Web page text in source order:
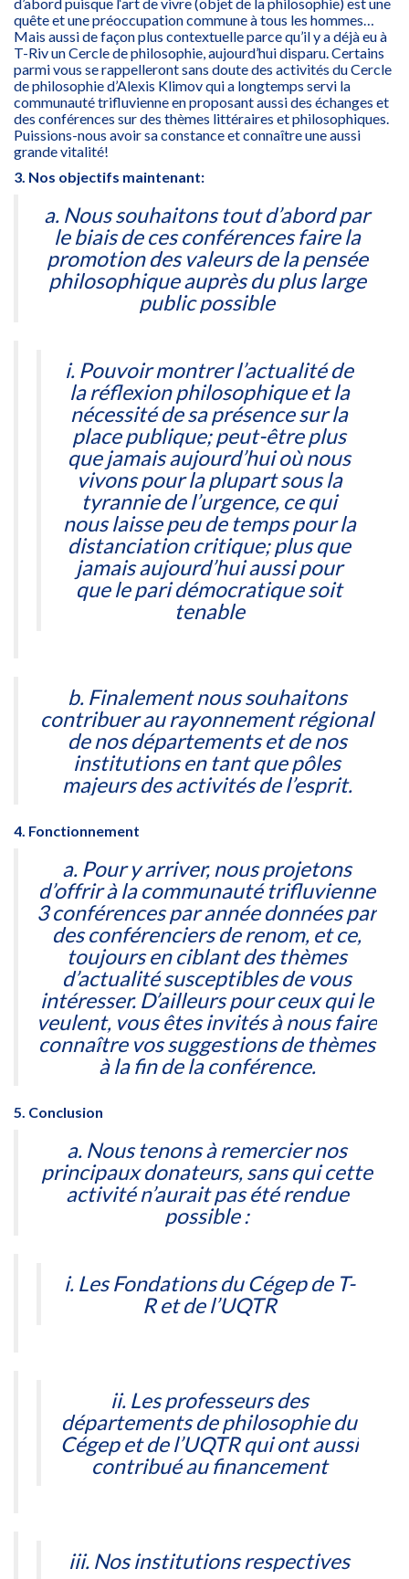
quête et une préoccupation commune à tous les hommes…
Mais aussi de façon plus contextuelle parce qu’il y a déjà eu à
T-Riv un Cercle de philosophie, aujourd’hui disparu. Certains
parmi vous se rappelleront sans doute des activités du Cercle
de philosophie d’Alexis Klimov qui a longtemps servi la
communauté trifluvienne en proposant aussi des échanges et
des conférences sur des thèmes littéraires et philosophiques.
Puissions-nous avoir sa constance et connaître une aussi
grande vitalité!
3. Nos objectifs maintenant:
a. Nous souhaitons tout d’abord par
le biais de ces conférences faire la
promotion des valeurs de la pensée
philosophique auprès du plus large
public possible
i. Pouvoir montrer l’actualité de
la réflexion philosophique et la
nécessité de sa présence sur la
place publique; peut-être plus
que jamais aujourd’hui où nous
vivons pour la plupart sous la
tyrannie de l’urgence, ce qui
nous laisse peu de temps pour la
distanciation critique; plus que
jamais aujourd’hui aussi pour
que le pari démocratique soit
tenable
b. Finalement nous souhaitons
contribuer au rayonnement régional
de nos départements et de nos
institutions en tant que pôles
majeurs des activités de l’esprit.
4. Fonctionnement
a. Pour y arriver, nous projetons
d’offrir à la communauté trifluvienne
3 conférences par année données par
des conférenciers de renom, et ce,
toujours en ciblant des thèmes
d’actualité susceptibles de vous
intéresser. D’ailleurs pour ceux qui le
veulent, vous êtes invités à nous faire
connaître vos suggestions de thèmes
à la fin de la conférence.
5. Conclusion
a. Nous tenons à remercier nos
principaux donateurs, sans qui cette
activité n’aurait pas été rendue
possible :
i. Les Fondations du Cégep de T-
R et de l’UQTR
ii. Les professeurs des
départements de philosophie du
Cégep et de l’UQTR qui ont aussi
contribué au financement
iii. Nos institutions respectives